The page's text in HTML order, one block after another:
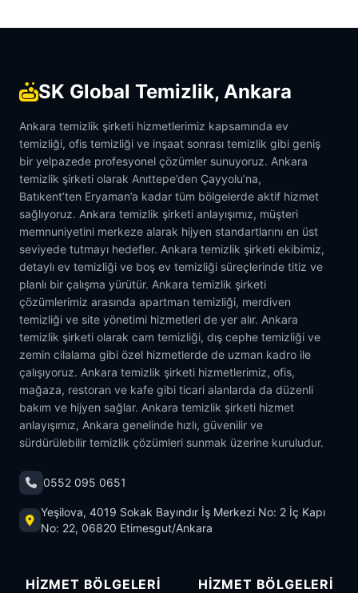
SK Global Temizlik, Ankara
Ankara temizlik şirketi hizmetlerimiz kapsamında ev
temizliği, ofis temizliği ve inşaat sonrası temizlik gibi geniş
bir yelpazede profesyonel çözümler sunuyoruz. Ankara
temizlik şirketi olarak Anıttepe’den Çayyolu’na,
Batıkent’ten Eryaman’a kadar tüm bölgelerde aktif hizmet
sağlıyoruz. Ankara temizlik şirketi anlayışımız, müşteri
memnuniyetini merkeze alarak hijyen standartlarını en üst
seviyede tutmayı hedefler. Ankara temizlik şirketi ekibimiz,
detaylı ev temizliği ve boş ev temizliği süreçlerinde titiz ve
planlı bir çalışma yürütür. Ankara temizlik şirketi
çözümlerimiz arasında apartman temizliği, merdiven
temizliği ve site yönetimi hizmetleri de yer alır. Ankara
temizlik şirketi olarak cam temizliği, dış cephe temizliği ve
zemin cilalama gibi özel hizmetlerde de uzman kadro ile
çalışıyoruz. Ankara temizlik şirketi hizmetlerimiz, ofis,
mağaza, restoran ve kafe gibi ticari alanlarda da düzenli
bakım ve hijyen sağlar. Ankara temizlik şirketi hizmet
anlayışımız, Ankara genelinde hızlı, güvenilir ve
sürdürülebilir temizlik çözümleri sunmak üzerine kuruludur.
0552 095 0651
Yeşilova, 4019 Sokak Bayındır İş Merkezi No: 2 İç Kapı
No: 22, 06820 Etimesgut/Ankara
HIZMET BÖLGELERI HIZMET BÖLGELERI